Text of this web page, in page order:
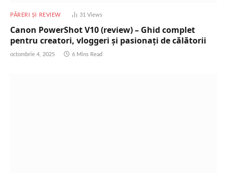
PĂRERI ȘI REVIEW 31 Views
Canon PowerShot V10 (review) – Ghid complet
pentru creatori, vloggeri și pasionați de călătorii
octombrie 4, 2025 6 Mins Read